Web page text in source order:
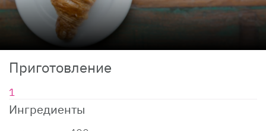
Приготовление
Ингредиенты